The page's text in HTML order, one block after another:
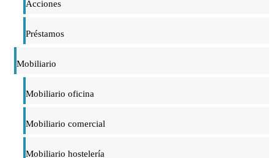
Acciones
Préstamos
Mobiliario
Mobiliario oficina
Mobiliario comercial
Mobiliario hostelería